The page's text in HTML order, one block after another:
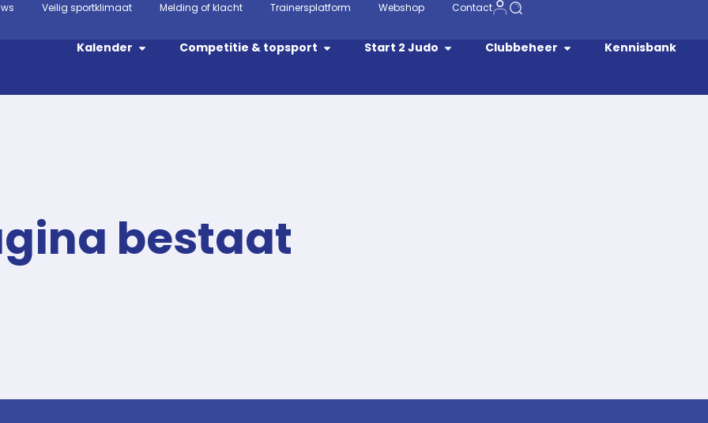
Veilig sportklimaat Melding of klacht Trainersplatform Webshop Contact
Kalender Competitie & topsport Start 2 Judo Clubbeheer Kennisbank
bestaat